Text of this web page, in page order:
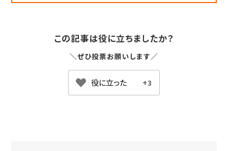
この記事は役に立ちましたか？
＼ぜひ投票お願いします／
+3